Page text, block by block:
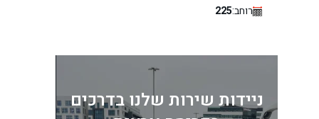
רוחב:225
ניידות שירות שלנו בדרכים